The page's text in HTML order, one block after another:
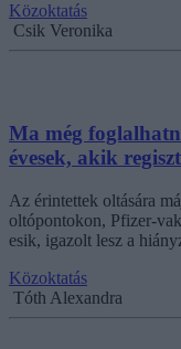
Közoktatás
Csik Veronika
Ma még
évesek, akik
Az érintettek oltására
oltópontokon, Pfizer-
esik, igazolt lesz a
Közoktatás
Tóth Alexandra